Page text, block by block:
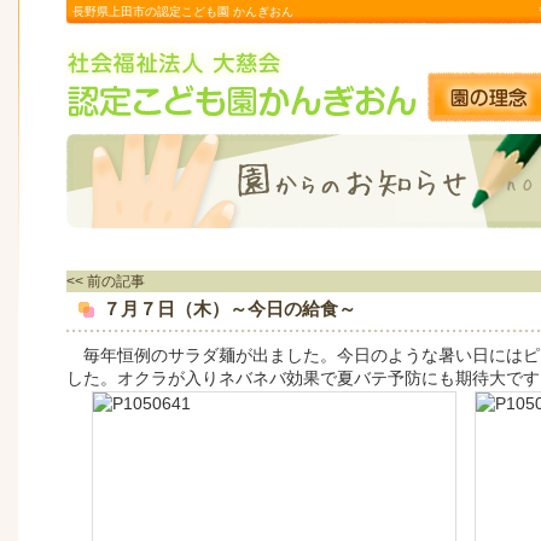
長野県上田市の認定こども園 かんぎおん
<< 前の記事
７月７日（木）～今日の給食～
毎年恒例のサラダ麺が出ました。今日のような暑い日には
した。オクラが入りネバネバ効果で夏バテ予防にも期待大で